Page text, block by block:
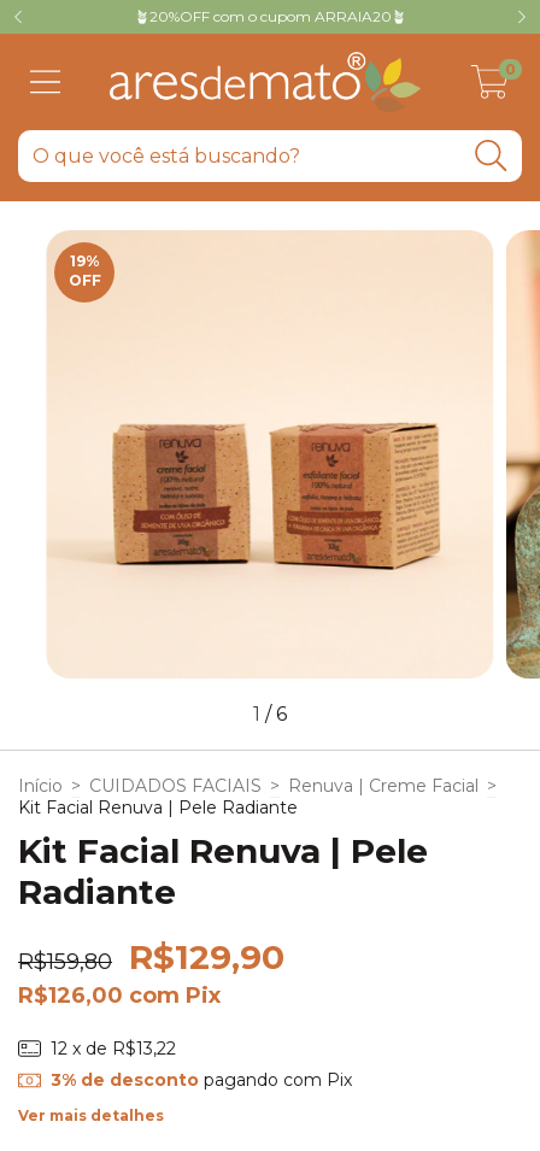
🪴20%OFF com o cupom ARRAIA20🪴
0
19%
OFF
1 /6
Início > CUIDADOS FACIAIS > Renuva | Creme Facial >
Kit Facial Renuva | Pele Radiante
Kit Facial Renuva | Pele
Radiante
R$159,80 R$129,90
R$126,00 com Pix
12 x de R$13,22
3% de descontopagando com Pix
Ver mais detalhes